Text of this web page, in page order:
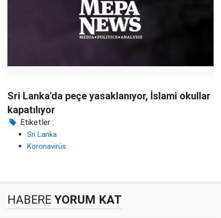
Sri Lanka'da peçe yasaklanıyor, İslami okullar
kapatılıyor
Etiketler :
Sri Lanka
Koronavirüs
HABERE YORUM KAT